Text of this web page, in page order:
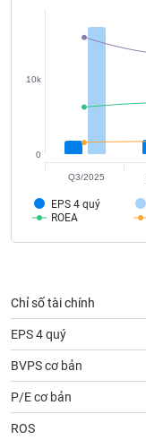
EPS 4 quý
ROEA
0
10k
Q3/2025
Chỉ số tài chính
EPS 4 quý
BVPS cơ bản
P/E cơ bản
ROS
liệu